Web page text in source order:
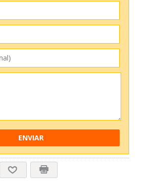
ENVIAR